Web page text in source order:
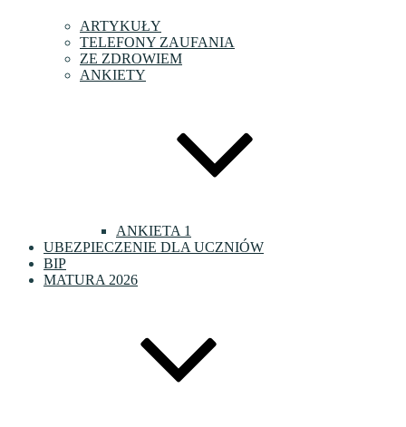
ARTYKUŁY
TELEFONY ZAUFANIA
ZE ZDROWIEM
ANKIETY
ANKIETA 1
UBEZPIECZENIE DLA UCZNIÓW
BIP
MATURA 2026